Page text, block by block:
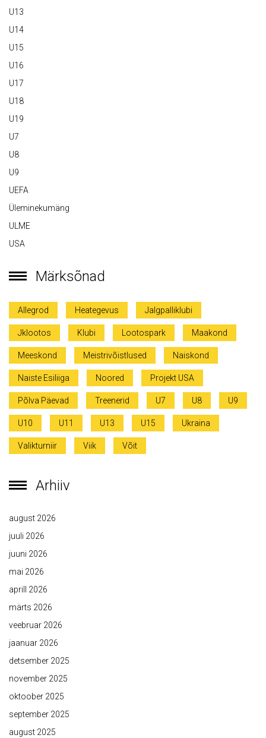
U13
U14
U15
U16
U17
U18
U19
U7
U8
U9
UEFA
Üleminekumäng
ULME
USA
Märksõnad
Allegrod Heategevus Jalgpalliklubi
Jklootos Klubi Lootospark Maakond
Meeskond Meistrivõistlused Naiskond
Naiste Esiliiga Noored Projekt USA
Põlva Päevad Treenerid U7 U8 U9
U10 U11 U13 U15 Ukraina
Valikturniir Viik Võit
Arhiiv
august 2026
juuli 2026
juuni 2026
mai 2026
aprill 2026
märts 2026
veebruar 2026
jaanuar 2026
detsember 2025
november 2025
oktoober 2025
september 2025
august 2025